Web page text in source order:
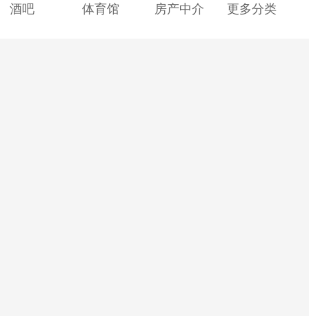
酒吧
体育馆 房产中介 更多分类